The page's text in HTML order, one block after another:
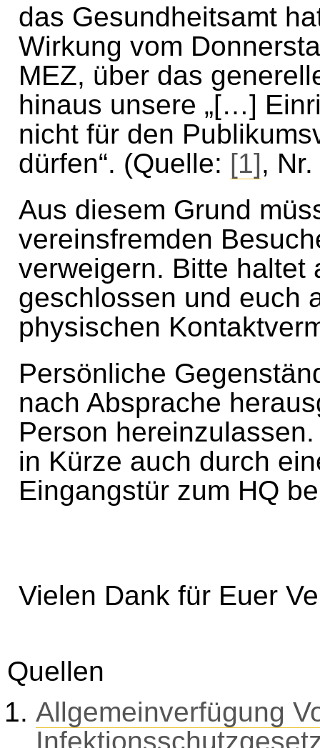
das Gesundheitsamt
Wirkung vom
MEZ, über das
hinaus unsere „[…]
nicht für den
dürfen“. (Quelle: [1],
Aus diesem Grund
vereinsfremden
verweigern. Bitte haltet
geschlossen und euch
physischen
Persönliche
nach Absprache
Person
in Kürze auch durch
Eingangstür zum HQ
Vielen Dank für Euer
Quellen
Allgemeinverfügung